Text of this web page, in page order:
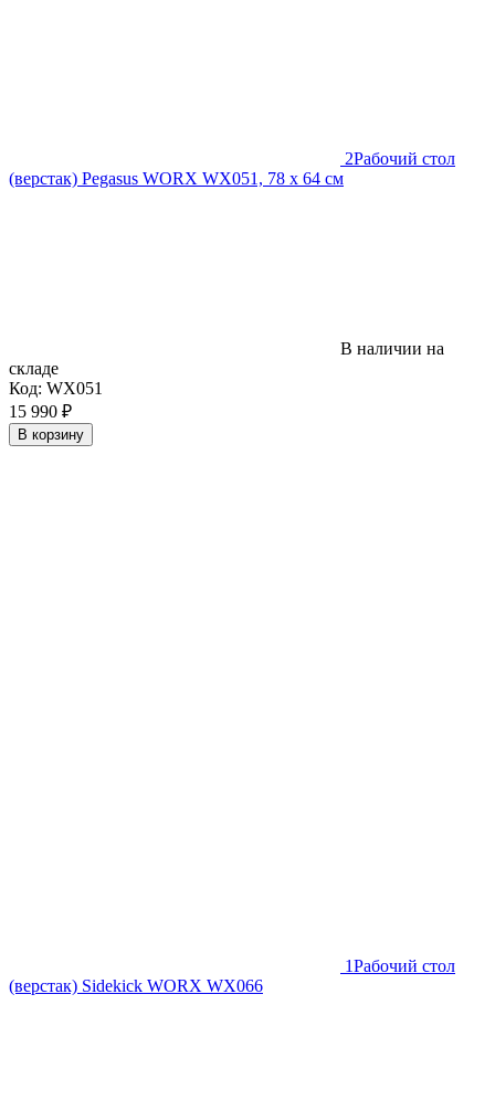
2Рабочий стол
(верстак) Pegasus WORX WX051, 78 x 64 см
В наличии на
складе
Код: WX051
15 990 ₽
В корзину
1Рабочий стол
(верстак) Sidekick WORX WX066